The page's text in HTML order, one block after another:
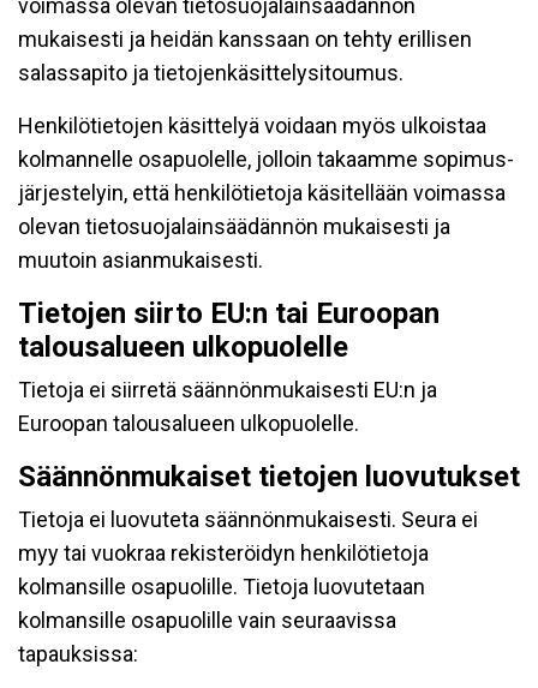
voimassa olevan tietosuojalainsäädännön
mukaisesti ja heidän kanssaan on tehty erillisen
salassapito ja tietojenkäsittelysitoumus.
Henkilötietojen käsittelyä voidaan myös ulkoistaa
kolmannelle osapuolelle, jolloin takaamme sopimus-
järjestelyin, että henkilötietoja käsitellään voimassa
olevan tietosuojalainsäädännön mukaisesti ja
muutoin asianmukaisesti.
Tietojen siirto EU:n tai Euroopan
talousalueen ulkopuolelle
Tietoja ei siirretä säännönmukaisesti EU:n ja
Euroopan talousalueen ulkopuolelle.
Säännönmukaiset tietojen luovutukset
Tietoja ei luovuteta säännönmukaisesti. Seura ei
myy tai vuokraa rekisteröidyn henkilötietoja
kolmansille osapuolille. Tietoja luovutetaan
kolmansille osapuolille vain seuraavissa
tapauksissa: